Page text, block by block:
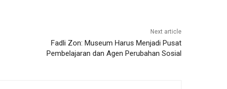
Next article
Fadli Zon: Museum Harus Menjadi Pusat
Pembelajaran dan Agen Perubahan Sosial